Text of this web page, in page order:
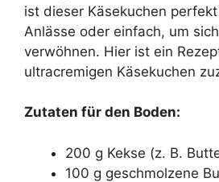
ist dieser Käsekuchen
Anlässe oder einfach, um
verwöhnen. Hier ist ein
ultracremigen Käsekuchen
Zutaten für den Boden:
200 g Kekse (z. B.
100 g geschmolzene